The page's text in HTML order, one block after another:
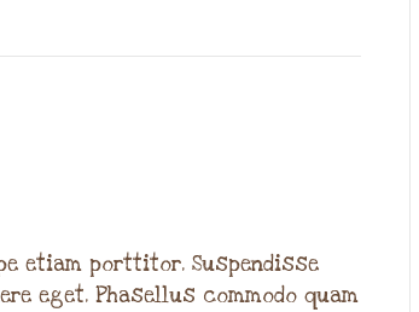
etiam porttitor. Suspendisse
eget. Phasellus commodo quam